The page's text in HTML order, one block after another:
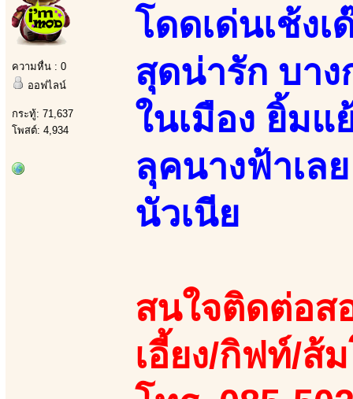
ความหื่น : 0
ออฟไลน์
กระทู้: 71,637
โพสต์: 4,934
โดดเด่นเช้ง
สุดน่ารัก บา
ในเมือง ยิ้ม
ลุคนางฟ้าเล
นัวเนีย
สนใจติดต่อส
เอี้ยง/กิฟท์/ส้